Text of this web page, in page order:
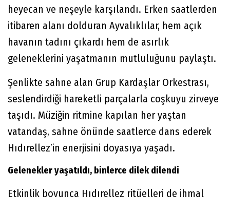
heyecan ve neşeyle karşılandı. Erken saatlerden
itibaren alanı dolduran Ayvalıklılar, hem açık
havanın tadını çıkardı hem de asırlık
geleneklerini yaşatmanın mutluluğunu paylaştı.
Şenlikte sahne alan Grup Kardaşlar Orkestrası,
seslendirdiği hareketli parçalarla coşkuyu zirveye
taşıdı. Müziğin ritmine kapılan her yaştan
vatandaş, sahne önünde saatlerce dans ederek
Hıdırellez’in enerjisini doyasıya yaşadı.
Gelenekler yaşatıldı, binlerce dilek dilendi
Etkinlik boyunca Hıdırellez ritüelleri de ihmal